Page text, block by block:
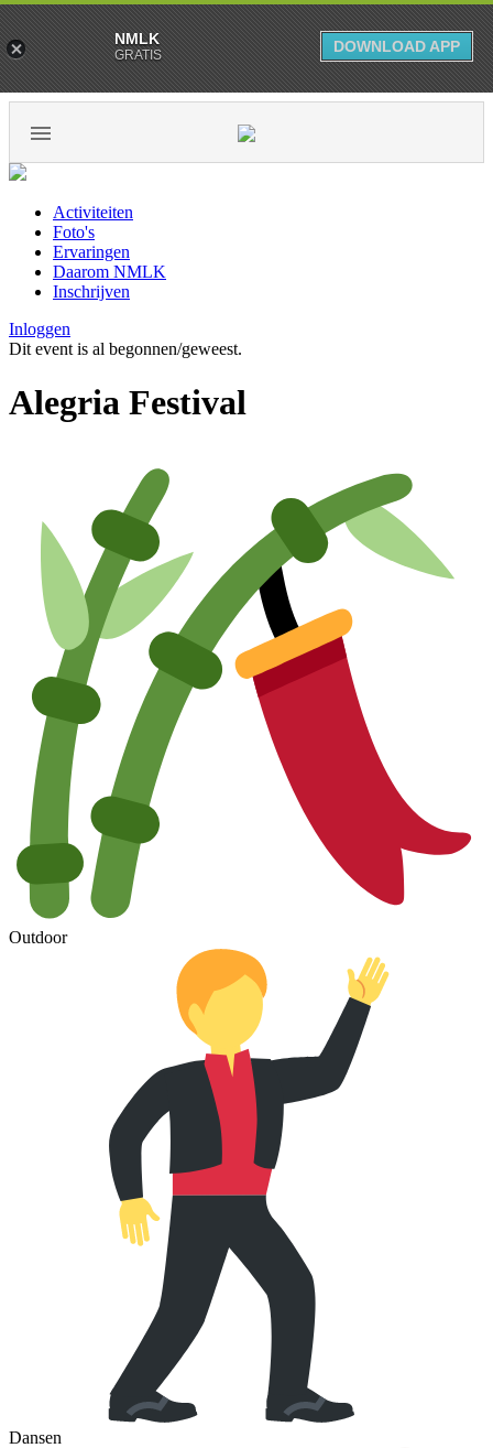
Activiteiten
Foto's
Ervaringen
Daarom NMLK
Inschrijven
Inloggen
Dit event is al begonnen/geweest.
Alegria Festival
Outdoor
Dansen
NMLK
GRATIS DOWNLOAD APP